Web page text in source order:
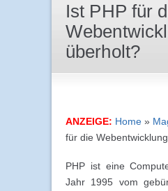
Ist PHP für
überholt?
ANZEIGE: Home »
für die
PHP ist eine
Jahr 1995 vom